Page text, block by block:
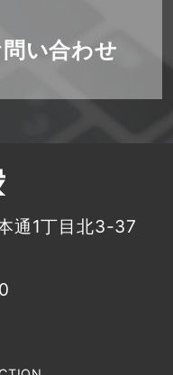
い合わせ
通1丁目北3-37